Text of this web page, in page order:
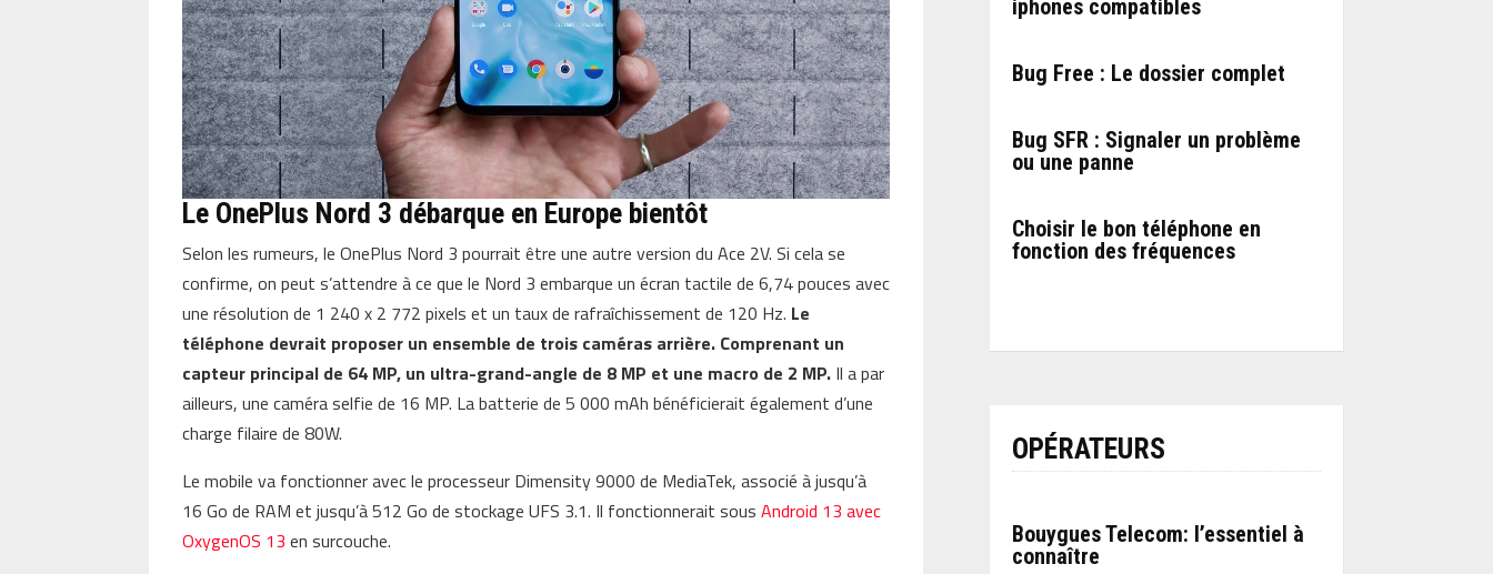
Le OnePlus Nord 3 débarque en Europe bientôt
Selon les rumeurs, le OnePlus Nord 3 pourrait être une autre version du Ace 2V. Si cela se
confirme, on peut s’attendre à ce que le Nord 3 embarque un écran tactile de 6,74 pouces avec
une résolution de 1 240 x 2 772 pixels et un taux de rafraîchissement de 120 Hz. Le
téléphone devrait proposer un ensemble de trois caméras arrière. Comprenant un
capteur principal de 64 MP, un ultra-grand-angle de 8 MP et une macro de 2 MP. Il a par
ailleurs, une caméra selfie de 16 MP. La batterie de 5 000 mAh bénéficierait également d’une
charge filaire de 80W.
Le mobile va fonctionner avec le processeur Dimensity 9000 de MediaTek, associé à jusqu’à
16 Go de RAM et jusqu’à 512 Go de stockage UFS 3.1. Il fonctionnerait sousAndroid 13 avec
OxygenOS 13 en surcouche.
iphones compatibles
Bug Free : Le dossier complet
Bug SFR : Signaler un problème
ou une panne
Choisir le bon téléphone en
fonction des fréquences
OPÉRATEURS
Bouygues Telecom: l’essentiel à
connaître